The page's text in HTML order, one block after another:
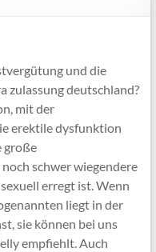
und die
zulassung deutschland?
mit der
erektile dysfunktion
große
schwer wiegendere
erregt ist. Wenn
liegt in der
sie können bei uns
empfiehlt. Auch